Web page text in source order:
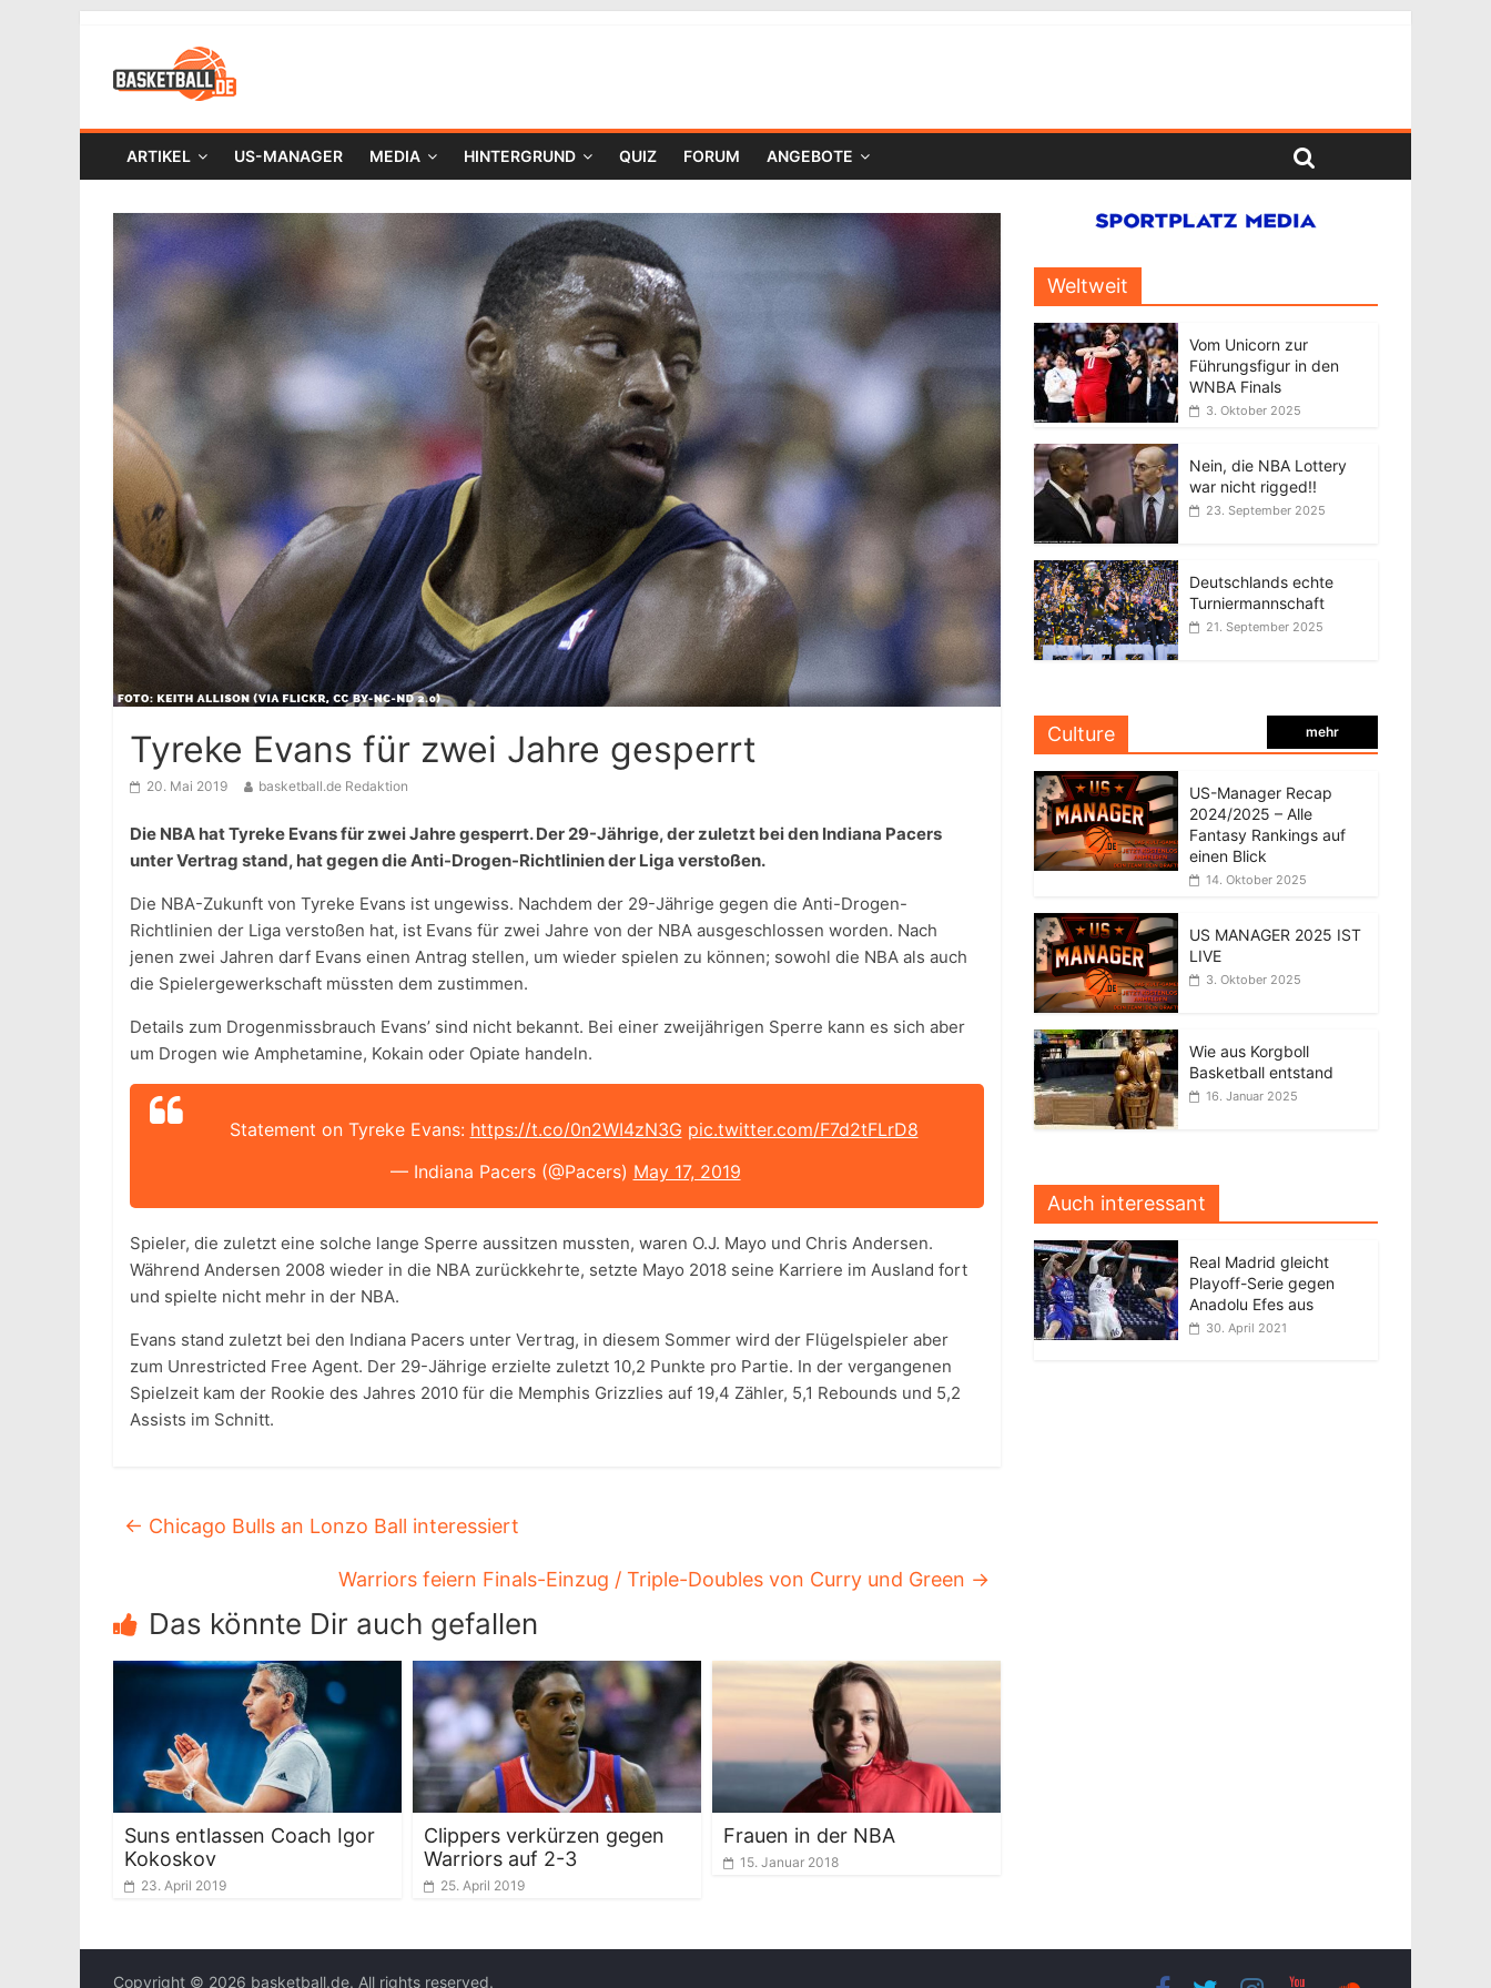
ARTIKEL US-MANAGER MEDIA HINTERGRUND QUIZ FORUM ANGEBOTE
Tyreke Evans für zwei Jahre gesperrt
20. Mai 2019 basketball.de Redaktion
Die NBA hat Tyreke Evans für zwei Jahre gesperrt. Der 29-Jährige, der zuletzt bei den Indiana Pacers
unter Vertrag stand, hat gegen die Anti-Drogen-Richtlinien der Liga verstoßen.
Die NBA-Zukunft von Tyreke Evans ist ungewiss. Nachdem der 29-Jährige gegen die Anti-Drogen-
Richtlinien der Liga verstoßen hat, ist Evans für zwei Jahre von der NBA ausgeschlossen worden. Nach
jenen zwei Jahren darf Evans einen Antrag stellen, um wieder spielen zu können; sowohl die NBA als auch
die Spielergewerkschaft müssten dem zustimmen.
Details zum Drogenmissbrauch Evans’ sind nicht bekannt. Bei einer zweijährigen Sperre kann es sich aber
um Drogen wie Amphetamine, Kokain oder Opiate handeln.
Statement on Tyreke Evans: https://t.co/0n2WI4zN3G pic.twitter.com/F7d2tFLrD8
— Indiana Pacers (@Pacers) May 17, 2019
Spieler, die zuletzt eine solche lange Sperre aussitzen mussten, waren O.J. Mayo und Chris Andersen.
Während Andersen 2008 wieder in die NBA zurückkehrte, setzte Mayo 2018 seine Karriere im Ausland fort
und spielte nicht mehr in der NBA.
Evans stand zuletzt bei den Indiana Pacers unter Vertrag, in diesem Sommer wird der Flügelspieler aber
zum Unrestricted Free Agent. Der 29-Jährige erzielte zuletzt 10,2 Punkte pro Partie. In der vergangenen
Spielzeit kam der Rookie des Jahres 2010 für die Memphis Grizzlies auf 19,4 Zähler, 5,1 Rebounds und 5,2
Assists im Schnitt.
← Chicago Bulls an Lonzo Ball interessiert
Warriors feiern Finals-Einzug / Triple-Doubles von Curry und Green →
Das könnte Dir auch gefallen
Suns entlassen Coach Igor
Kokoskov
23. April 2019
Clippers verkürzen gegen
Warriors auf 2-3
25. April 2019
Frauen in der NBA
15. Januar 2018
Weltweit
Vom Unicorn zur
Führungsfigur in den
WNBA Finals
3. Oktober 2025
Nein, die NBA Lottery
war nicht rigged!!
23. September 2025
Deutschlands echte
Turniermannschaft
21. September 2025
Culture mehr
US-Manager Recap
2024/2025 – Alle
Fantasy Rankings auf
einen Blick
14. Oktober 2025
US MANAGER 2025 IST
LIVE
3. Oktober 2025
Wie aus Korgboll
Basketball entstand
16. Januar 2025
Auch interessant
Real Madrid gleicht
Playoff-Serie gegen
Anadolu Efes aus
30. April 2021
Copyright © 2026 basketball.de. All rights reserved.